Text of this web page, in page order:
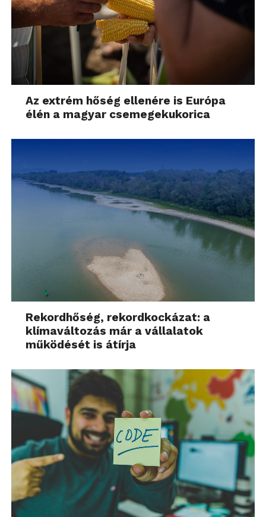
Az extrém hőség ellenére is Európa
élén a magyar csemegekukorica
Rekordhőség, rekordkockázat: a
klímaváltozás már a vállalatok
működését is átírja